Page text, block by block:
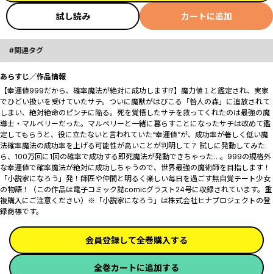
試し読み カートに追加
関連タグ
あらすじ／作品情報
【幸運値999だから、確率魔法が絶対に成功します!?】魔力値１と鑑定され、実家
でひどい扱いを受けていたサチ。ついに魔獣がはびこる「咎人の森」に追放されて
しまい、絶対絶命のピンチに陥る――。死を覚悟したサチを救ってくれたのは最強の魔
導士・マルベリーだった。マルベリーと一緒に暮らすことになったサチは改めて鑑
定してもらうと、役に立たないと言われていた“幸運値”が、成功率が著しく低い魔
法――確率魔法の成功率を上げる可能性が高いことが判明して――？ 試しに発動してみた
ら、100万回に1回の確率で成功する即死魔法が発動できちゃった…。999の規格外
な幸運値で確率魔法が絶対に成功しちゃうので、世界最強の魔術師を目指します！
「小説家になろう」発！師匠や仲間と明るく楽しい毎日を過ごす無自覚チート少女
の物語！（この作品は電子コミック誌comicグラスト24号に収録されています。重
複購入にご注意ください）※「小説家になろう」は株式会社ヒナプロジェクトの登
録商標です。
会員登録して全巻購入する
全巻カートに追加する